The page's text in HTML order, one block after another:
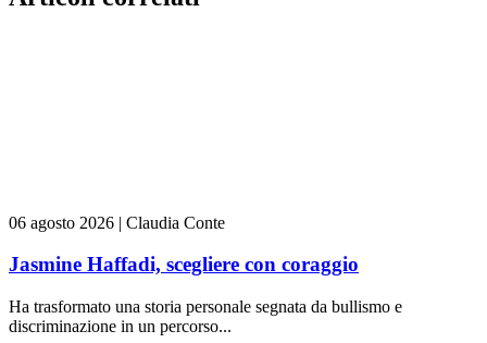
06 agosto 2026 | Claudia Conte
Jasmine Haffadi, scegliere con coraggio
Ha trasformato una storia personale segnata da bullismo e
discriminazione in un percorso...